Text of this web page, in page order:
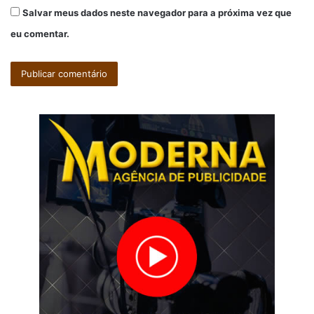
Salvar meus dados neste navegador para a próxima vez que
eu comentar.